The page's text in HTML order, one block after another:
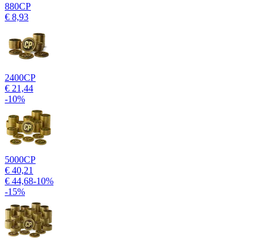
880CP
€ 8,93
2400CP
€ 21,44
-10%
5000CP
€ 40,21
€ 44,68-10%
-15%